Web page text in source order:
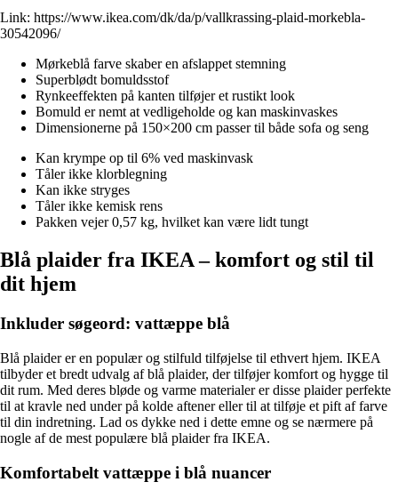
Link: https://www.ikea.com/dk/da/p/vallkrassing-plaid-morkebla-
30542096/
Mørkeblå farve skaber en afslappet stemning
Superblødt bomuldsstof
Rynkeeffekten på kanten tilføjer et rustikt look
Bomuld er nemt at vedligeholde og kan maskinvaskes
Dimensionerne på 150×200 cm passer til både sofa og seng
Kan krympe op til 6% ved maskinvask
Tåler ikke klorblegning
Kan ikke stryges
Tåler ikke kemisk rens
Pakken vejer 0,57 kg, hvilket kan være lidt tungt
Blå plaider fra IKEA – komfort og stil til
dit hjem
Inkluder søgeord: vattæppe blå
Blå plaider er en populær og stilfuld tilføjelse til ethvert hjem. IKEA
tilbyder et bredt udvalg af blå plaider, der tilføjer komfort og hygge til
dit rum. Med deres bløde og varme materialer er disse plaider perfekte
til at kravle ned under på kolde aftener eller til at tilføje et pift af farve
til din indretning. Lad os dykke ned i dette emne og se nærmere på
nogle af de mest populære blå plaider fra IKEA.
Komfortabelt vattæppe i blå nuancer